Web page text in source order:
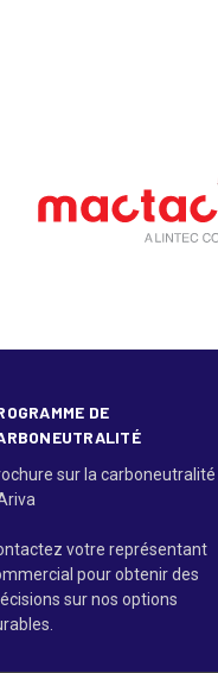
DE
sur la carboneutralité
votre représentant
pour obtenir des
sur nos options